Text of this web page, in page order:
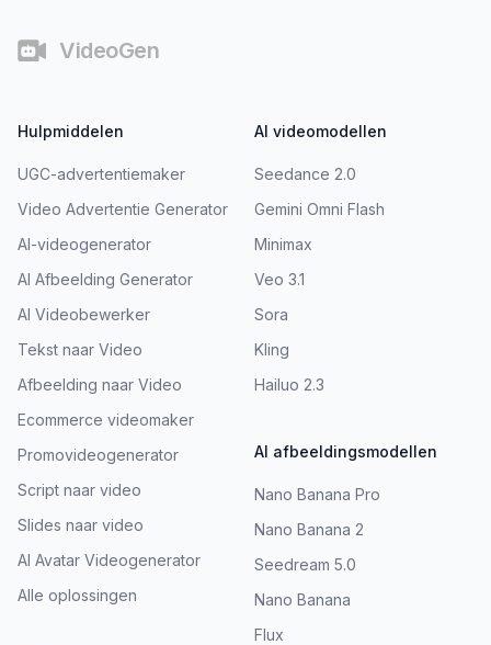
VideoGen
Hulpmiddelen
UGC-advertentiemaker
Video Advertentie Generator
AI-videogenerator
AI Afbeelding Generator
AI Videobewerker
Tekst naar Video
Afbeelding naar Video
Ecommerce videomaker
Promovideogenerator
Script naar video
Slides naar video
AI Avatar Videogenerator
Alle oplossingen
AI videomodellen
Seedance 2.0
Gemini Omni Flash
Minimax
Veo 3.1
Sora
Kling
Hailuo 2.3
AI afbeeldingsmodellen
Nano Banana Pro
Nano Banana 2
Seedream 5.0
Nano Banana
Flux